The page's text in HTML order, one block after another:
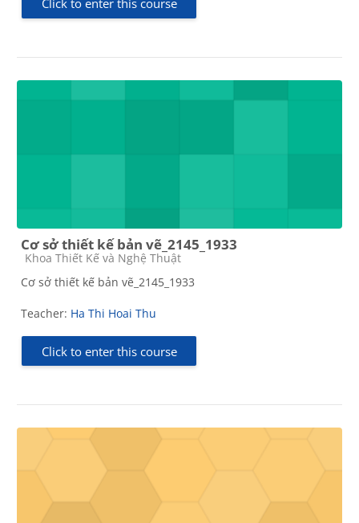
Click to enter this course
Cơ sở thiết kế bản vẽ_2145_1933
Course category
Khoa Thiết Kế và Nghệ Thuật
Cơ sở thiết kế bản vẽ_2145_1933
Teacher: Ha Thi Hoai Thu
Click to enter this course